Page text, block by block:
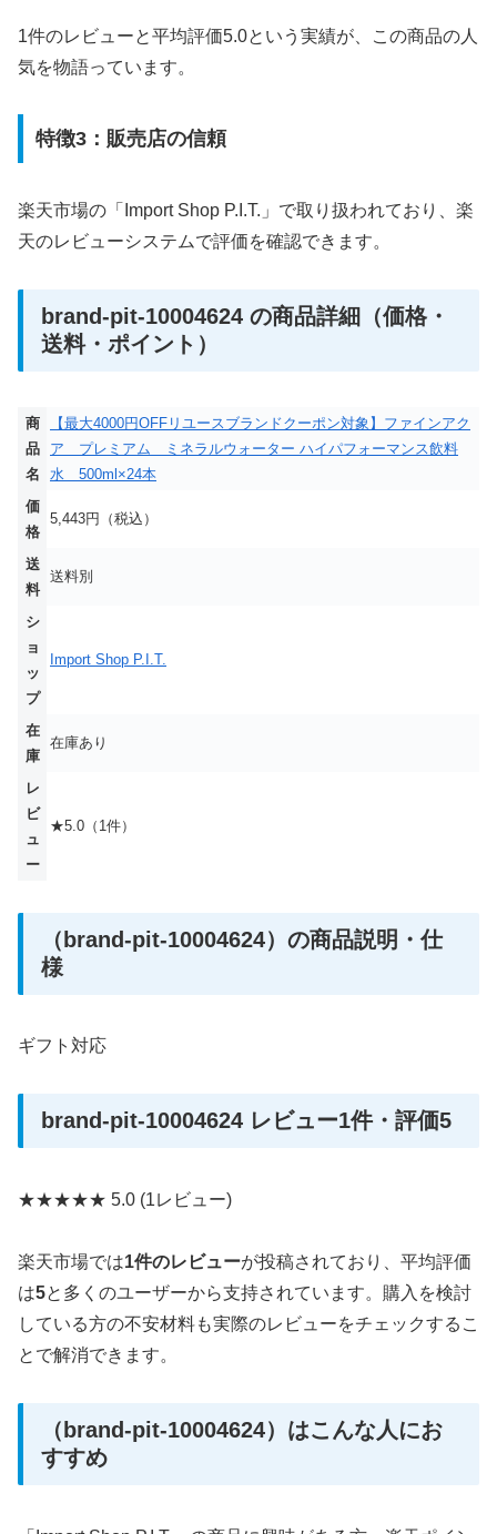
1件のレビューと平均評価5.0という実績が、この商品の人
気を物語っています。
特徴3：販売店の信頼
楽天市場の「Import Shop P.I.T.」で取り扱われており、楽
天のレビューシステムで評価を確認できます。
brand-pit-10004624 の商品詳細（価格・
送料・ポイント）
商
品
名
【最大4000円OFFリユースブランドクーポン対象】ファインアク
ア プレミアム ミネラルウォーター ハイパフォーマンス飲料
水 500ml×24本
価
格
5,443円（税込）
送
料
送料別
シ
ョ
ッ
プ
Import Shop P.I.T.
在
庫
在庫あり
レ
ビ
ュ
ー
★5.0（1件）
（brand-pit-10004624）の商品説明・仕
様
ギフト対応
brand-pit-10004624 レビュー1件・評価5
★★★★★ 5.0 (1レビュー)
楽天市場では1件のレビューが投稿されており、平均評価
は5と多くのユーザーから支持されています。購入を検討
している方の不安材料も実際のレビューをチェックするこ
とで解消できます。
（brand-pit-10004624）はこんな人にお
すすめ